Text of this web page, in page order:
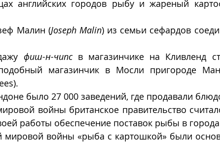
английских городов рыбу и жареный
Малин (Joseph Malin) из семьи сефардов
фиш-н-чипс в магазинчике на Кливленд
магазинчик в Мосли пригороде
было 27 000 заведений, где продавали
войны британское правительство
работы обеспечение поставок рыбы в
мировой войны «рыба с картошкой» были